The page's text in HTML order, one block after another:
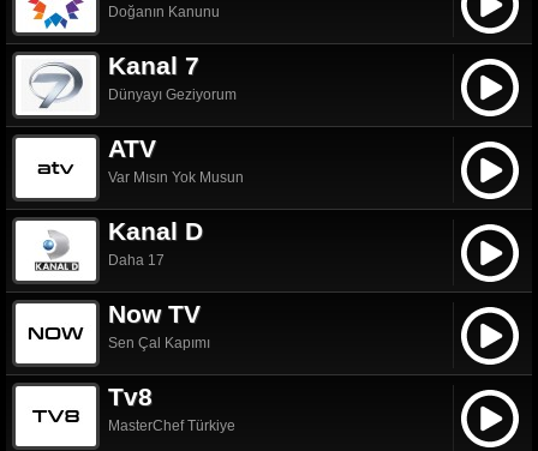
Doğanın Kanunu
Kanal 7
Dünyayı Geziyorum
ATV
Var Mısın Yok Musun
Kanal D
Daha 17
Now TV
Sen Çal Kapımı
Tv8
MasterChef Türkiye